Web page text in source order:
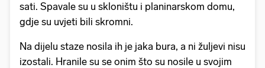
sati. Spavale su u skloništu i planinarskom domu,
gdje su uvjeti bili skromni.
Na dijelu staze nosila ih je jaka bura, a ni žuljevi nisu
izostali. Hranile su se onim što su nosile u svojim